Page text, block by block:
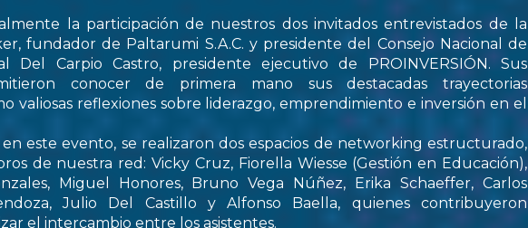
la participación de nuestros dos invitados entrevistados de la
fundador de Paltarumi S.A.C. y presidente del Consejo Nacional de
Del Carpio Castro, presidente ejecutivo de PROINVERSIÓN. Sus
conocer de primera mano sus destacadas trayectorias
valiosas reflexiones sobre liderazgo, emprendimiento e inversión en el
este evento, se realizaron dos espacios de networking estructurado,
de nuestra red: Vicky Cruz, Fiorella Wiesse (Gestión en Educación),
Miguel Honores, Bruno Vega Núñez, Erika Schaeffer, Carlos
Julio Del Castillo y Alfonso Baella, quienes contribuyeron
el intercambio entre los asistentes.